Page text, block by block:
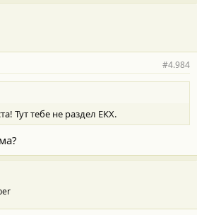
#4.984
Тут тебе не раздел ЕКХ.